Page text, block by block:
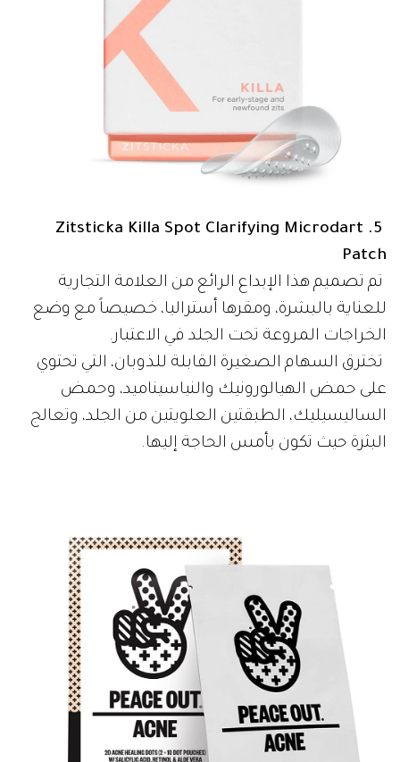
5. Zitsticka Killa Spot Clarifying Microdart
Patch
تم تصميم هذا الإبداع الرائع من العلامة التجارية
للعناية بالبشرة، ومقرها أستراليا، خصيصاً مع وضع
الخراجات المروعة تحت الجلد في الاعتبار.
تخترق السهام الصغيرة القابلة للذوبان، التي تحتوي
على حمض الهيالورونيك والنياسيناميد، وحمض
الساليسيليك، الطبقتين العلويتين من الجلد، وتعالج
البثرة حيث تكون بأمس الحاجة إليها.